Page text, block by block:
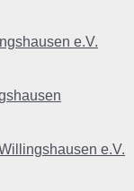
e.V.
e.V.